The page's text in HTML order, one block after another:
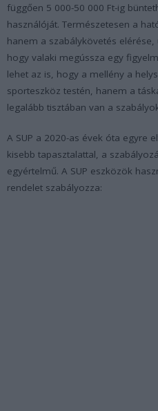
függően 5 000-50 000 Ft-ig
használóját. Természetesen a
hanem a szabálykövetés
hogy valaki megússza egy
lehet az is, hogy a mellény a
sporteszköz testén, hanem a
legalább tisztában van a
A SUP a 2020-as évek óta egyre
kisebb tapasztalattal, a
egyértelmű. A SUP eszközök
rendelet szabályozza: